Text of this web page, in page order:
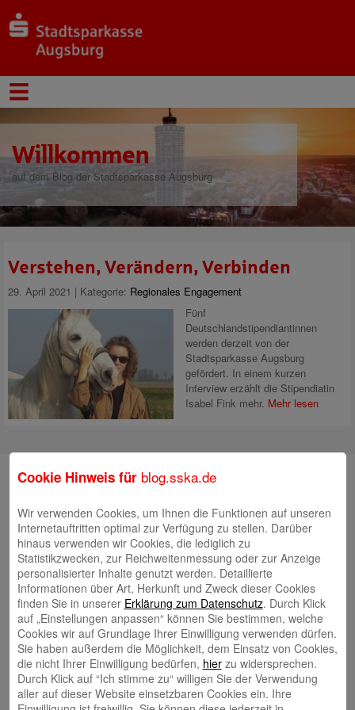
Willkommen
auf dem Blog der Stadtsparkasse Augsburg
Verstehen, Verändern, Verbinden
29. April 2021 | Kategorie: Regionales Engagement
Fünf
Deutschlandstipendiantinnen
werden derzeit von der
Stadtsparkasse Augsburg
gefördert. In einem kurzen
Interview erzählt die Stipendiatin
Isabel Fink mehr. Mehr lesen
Suche
Neueste Beiträge
Radlkonvoi des FFH feiert Einweihung des neuen
Campus Nord 5. August 2026
Willkommen bei Kinder im Mittelpunkt e.V. 24. Juli 2026
Tierische Erlebnisse, Bewegung und Begegnungen –
Zootag der Stadtsparkasse Augsburg begeistert rund
2.500 Besucherinnen und Besucher 22. Juli 2026
KNAXIADE in Schwaben geht in die Verlängerung
Cookie Hinweis für blog.sska.de
Wir verwenden Cookies, um Ihnen die Funktionen auf unseren
Internetauftritten optimal zur Verfügung zu stellen. Darüber
hinaus verwenden wir Cookies, die lediglich zu
Statistikzwecken, zur Reichweitenmessung oder zur Anzeige
personalisierter Inhalte genutzt werden. Detaillierte
Informationen über Art, Herkunft und Zweck dieser Cookies
finden Sie in unserer Erklärung zum Datenschutz. Durch Klick
auf „Einstellungen anpassen“ können Sie bestimmen, welche
Cookies wir auf Grundlage Ihrer Einwilligung verwenden dürfen.
Sie haben außerdem die Möglichkeit, dem Einsatz von Cookies,
die nicht Ihrer Einwilligung bedürfen, hierzu widersprechen.
Durch Klick auf “Ich stimme zu“ willigen Sie der Verwendung
aller auf dieser Website einsetzbaren Cookies ein. Ihre